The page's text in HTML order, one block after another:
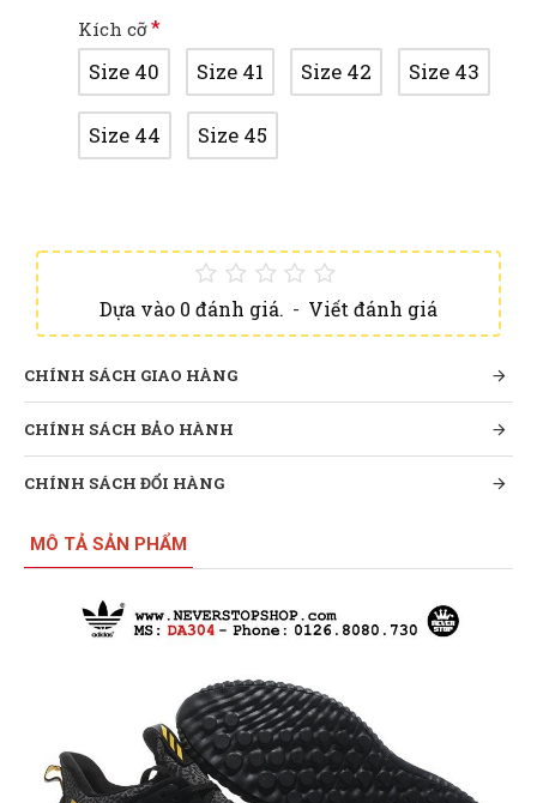
Dựa vào 0 đánh giá. - Viết đánh giá
Kích cỡ
Size 40 Size 41 Size 42 Size 43
Size 44 Size 45
CHÍNH SÁCH GIAO HÀNG
CHÍNH SÁCH BẢO HÀNH
CHÍNH SÁCH ĐỔI HÀNG
MÔ TẢ SẢN PHẨM